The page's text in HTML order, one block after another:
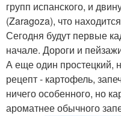
групп испанского, и
(Zaragoza), что
Сегодня будут первые
начале. Дороги и
А еще один простецкий,
рецепт - картофель,
ничего особенного, но
ароматнее обычного